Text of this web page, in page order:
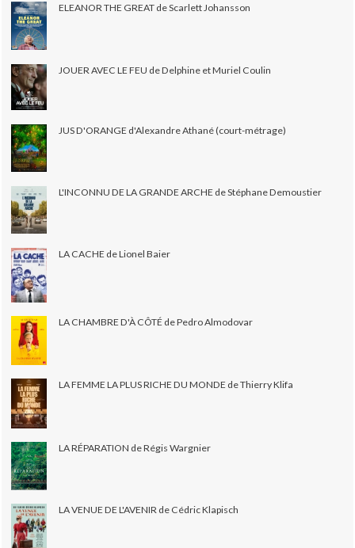
ELEANOR THE GREAT de Scarlett Johansson
JOUER AVEC LE FEU de Delphine et Muriel Coulin
JUS D'ORANGE d'Alexandre Athané (court-métrage)
L'INCONNU DE LA GRANDE ARCHE de Stéphane Demoustier
LA CACHE de Lionel Baier
LA CHAMBRE D'À CÔTÉ de Pedro Almodovar
LA FEMME LA PLUS RICHE DU MONDE de Thierry Klifa
LA RÉPARATION de Régis Wargnier
LA VENUE DE L'AVENIR de Cédric Klapisch